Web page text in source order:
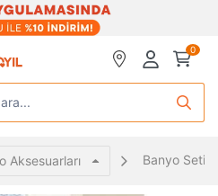
0
Aksesuarları Banyo Seti